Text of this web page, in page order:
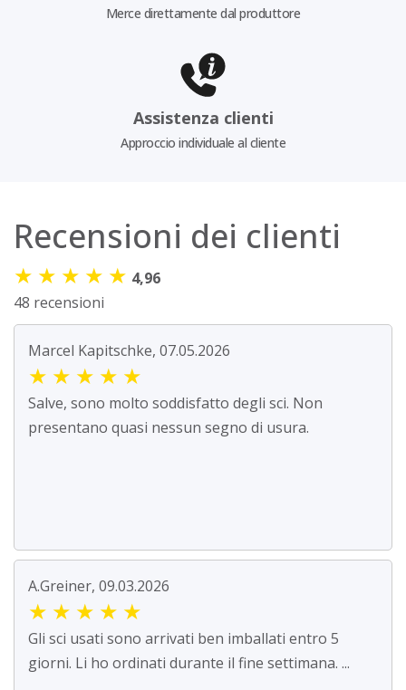
Merce direttamente dal produttore
Assistenza clienti
Approccio individuale al cliente
Recensioni dei clienti
★ ★ ★ ★ ★ 4,96
48 recensioni
Marcel Kapitschke, 07.05.2026
★ ★ ★ ★ ★
Salve, sono molto soddisfatto degli sci. Non
presentano quasi nessun segno di usura.
A.Greiner, 09.03.2026
★ ★ ★ ★ ★
Gli sci usati sono arrivati ben imballati entro 5
giorni. Li ho ordinati durante il fine settimana. ...